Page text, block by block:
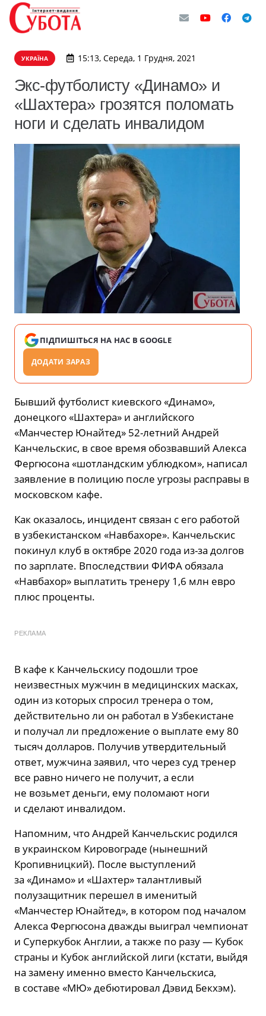
УКРАЇНА 15:13, Середа, 1 Грудня, 2021
Экс-футболисту «Динамо» и
«Шахтера» грозятся поломать
ноги и сделать инвалидом
ПІДПИШІТЬСЯ НА НАС В GOOGLE
ДОДАТИ ЗАРАЗ
Бывший футболист киевского «Динамо»,
донецкого «Шахтера» и английского
«Манчестер Юнайтед» 52-летний Андрей
Канчельскис, в свое время обозвавший Алекса
Фергюсона «шотландским ублюдком», написал
заявление в полицию после угрозы расправы в
московском кафе.
Как оказалось, инцидент связан с его работой
в узбекистанском «Навбахоре». Канчельскис
покинул клуб в октябре 2020 года из-за долгов
по зарплате. Впоследствии ФИФА обязала
«Навбахор» выплатить тренеру 1,6 млн евро
плюс проценты.
РЕКЛАМА
В кафе к Канчельскису подошли трое
неизвестных мужчин в медицинских масках,
один из которых спросил тренера о том,
действительно ли он работал в Узбекистане
и получал ли предложение о выплате ему 80
тысяч долларов. Получив утвердительный
ответ, мужчина заявил, что через суд тренер
все равно ничего не получит, а если
не возьмет деньги, ему поломают ноги
и сделают инвалидом.
Напомним, что Андрей Канчельскис родился
в украинском Кировограде (нынешний
Кропивницкий). После выступлений
за «Динамо» и «Шахтер» талантливый
полузащитник перешел в именитый
«Манчестер Юнайтед», в котором под началом
Алекса Фергюсона дважды выиграл чемпионат
и Суперкубок Англии, а также по разу — Кубок
страны и Кубок английской лиги (кстати, выйдя
на замену именно вместо Канчельскиса,
в составе «МЮ» дебютировал Дэвид Бекхэм).